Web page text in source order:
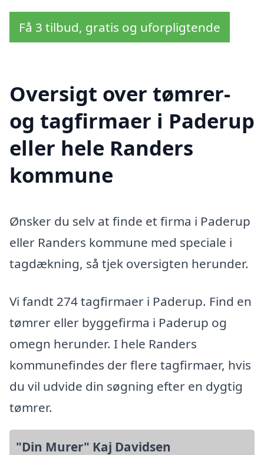
Få 3 tilbud, gratis og uforpligtende
Oversigt over tømrer-
og tagfirmaer i Paderup
eller hele Randers
kommune
Ønsker du selv at finde et firma i Paderup
eller Randers kommune med speciale i
tagdækning, så tjek oversigten herunder.
Vi fandt 274 tagfirmaer i Paderup. Find en
tømrer eller byggefirma i Paderup og
omegn herunder. I hele Randers
kommunefindes der flere tagfirmaer, hvis
du vil udvide din søgning efter en dygtig
tømrer.
"Din Murer" Kaj Davidsen